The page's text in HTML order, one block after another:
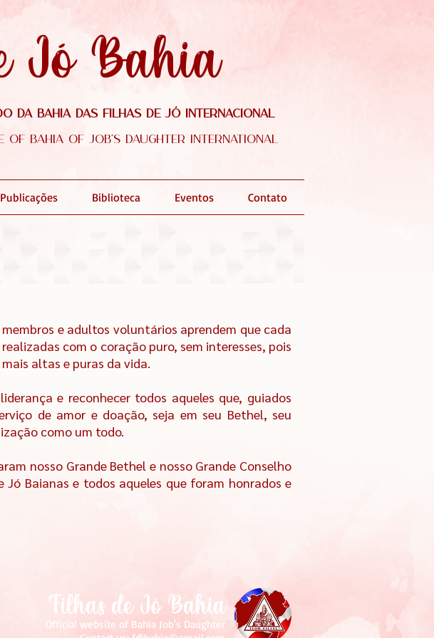
Jó Bahia
da Bahia das Filhas de Jó Internacional
of Bahia of Job's Daughter International
Publicações Biblioteca Eventos Contato
e adultos voluntários aprendem que cada
com o coração puro, sem interesses, pois
altas e puras da vida.
e reconhecer todos aqueles que, guiados
de amor e doação, seja em seu Bethel, seu
como um todo.
nosso Grande Bethel e nosso Grande Conselho
Baianas e todos aqueles que foram honrados e
Filhas de Jó Bahia
Official website of Bahia Job's Daughter